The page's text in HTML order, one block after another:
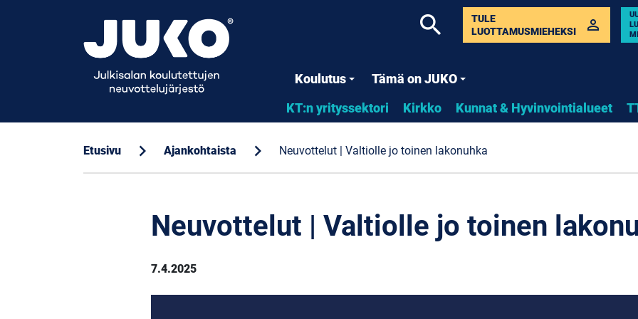
Koulutus
Tämä on JUKO
KT:n yrityssektori
Kirkko Kunnat & Hyvinvointialueet
TULE
LUOTTAMUSMIEHEKSI
perm_identity
search
Etusivu chevron_right Ajankohtaista chevron_right Neuvottelut | Valtiolle jo toinen lakonuhka
Neuvottelut | Valtiolle jo toinen
7.4.2025